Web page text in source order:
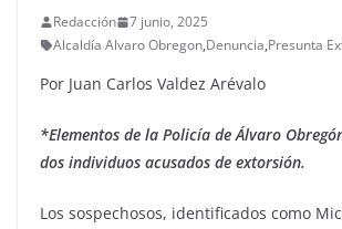
Redacción
7 junio, 2025
Alcaldía Alvaro Obregon,Denuncia,Presunta
Por Juan Carlos Valdez Arévalo
*Elementos de la Policía de Álvaro
dos individuos acusados de extorsión.
Los sospechosos, identificados como